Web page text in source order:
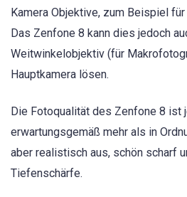
Kamera Objektive, zum Beispiel
Das Zenfone 8 kann dies jedoch
Weitwinkelobjektiv (für
Hauptkamera lösen.
Die Fotoqualität des Zenfone 8 ist
erwartungsgemäß mehr als in
aber realistisch aus, schön scharf
Tiefenschärfe.